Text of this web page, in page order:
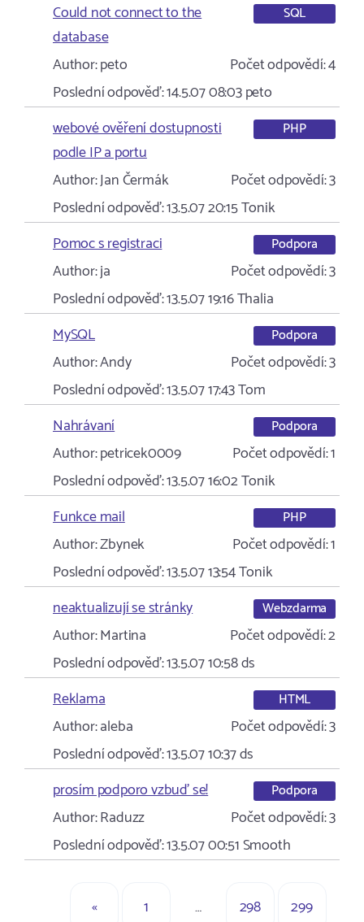
Could not connect to the
database
SQL
Author:peto Počet odpovědí:4
Poslední odpověď:14.5.07 08:03peto
webové ověření dostupnosti
podle IP a portu
PHP
Author:Jan Čermák Počet odpovědí:3
Poslední odpověď:13.5.07 20:15Tonik
Pomoc s registraci
Podpora
Author:ja Počet odpovědí:3
Poslední odpověď:13.5.07 19:16Thalia
MySQL
Podpora
Author:Andy Počet odpovědí:3
Poslední odpověď:13.5.07 17:43Tom
Nahrávaní
Podpora
Author:petricek0009 Počet odpovědí:1
Poslední odpověď:13.5.07 16:02Tonik
Funkce mail
PHP
Author:Zbynek Počet odpovědí:1
Poslední odpověď:13.5.07 13:54Tonik
neaktualizují se stránky
Webzdarma
Author:Martina Počet odpovědí:2
Poslední odpověď:13.5.07 10:58ds
Reklama
HTML
Author:aleba Počet odpovědí:3
Poslední odpověď:13.5.07 10:37ds
prosím podporo vzbuď se!
Podpora
Author:Raduzz Počet odpovědí:3
Poslední odpověď:13.5.07 00:51Smooth
« 1 … 298 299